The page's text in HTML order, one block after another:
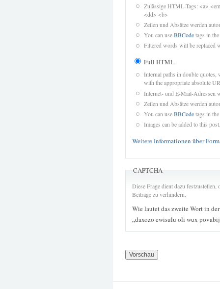
Zulässige HTML-Tags: <a>
<dd> <b>
Zeilen und Absätze werden
You can useBBCodetags in
Filtered words will be replaced
Full HTML
Internal paths in double quotes,
with the appropriate absolute
Internet- und E-Mail-Adressen
Zeilen und Absätze werden
You can useBBCodetags in
Images can be added to this post.
Weitere Informationen über
CAPTCHA
Diese Frage dient dazu
Beiträge zu verhindern.
Wie lautet das zweite Wort in
„daxozo ewisulu oli wux